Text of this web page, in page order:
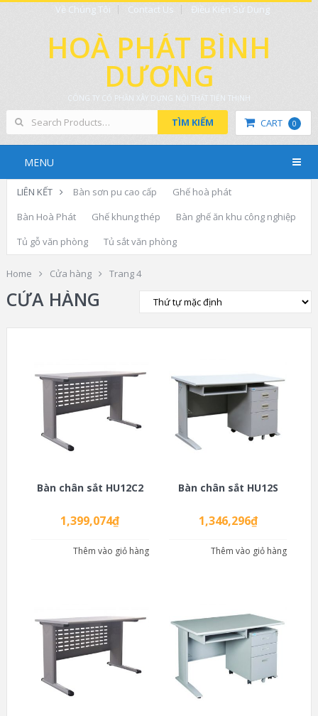
Về Chúng Tôi Contact Us Điều Kiện Sử Dụng
HOÀ PHÁT BÌNH
DƯƠNG
CÔNG TY CỔ PHẦN XÂY DỰNG NỘI THẤT TIẾN THỊNH
CART 0
TÌM KIẾM
MENU
LIÊN KẾT Bàn sơn pu cao cấp
Ghế hoà phát
Bàn Hoà Phát
Ghế khung thép
Bàn ghế ăn khu công nghiệp
Tủ gỗ văn phòng
Tủ sắt văn phòng
Home Cửa hàng Trang 4
CỬA HÀNG
Bàn chân sắt HU12C2
1,399,074₫
Thêm vào giỏ hàng
Bàn chân sắt HU12S
1,346,296₫
Thêm vào giỏ hàng